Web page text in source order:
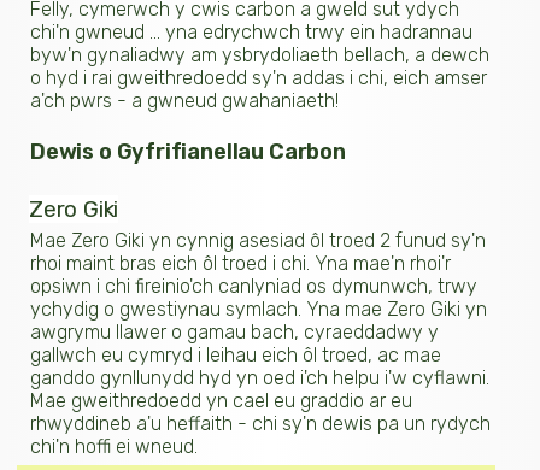
Felly, cymerwch y cwis carbon a gweld sut ydych
chi'n gwneud ... yna edrychwch trwy ein hadrannau
byw'n gynaliadwy am ysbrydoliaeth bellach, a dewch
o hyd i rai gweithredoedd sy'n addas i chi, eich amser
a'ch pwrs - a gwneud gwahaniaeth!
Dewis o Gyfrifianellau Carbon
Zero Giki
Mae Zero Giki yn cynnig asesiad ôl troed 2 funud sy'n
rhoi maint bras eich ôl troed i chi. Yna mae'n rhoi'r
opsiwn i chi fireinio'ch canlyniad os dymunwch, trwy
ychydig o gwestiynau symlach. Yna mae Zero Giki yn
awgrymu llawer o gamau bach, cyraeddadwy y
gallwch eu cymryd i leihau eich ôl troed, ac mae
ganddo gynllunydd hyd yn oed i'ch helpu i'w cyflawni.
Mae gweithredoedd yn cael eu graddio ar eu
rhwyddineb a'u heffaith - chi sy'n dewis pa un rydych
chi'n hoffi ei wneud.